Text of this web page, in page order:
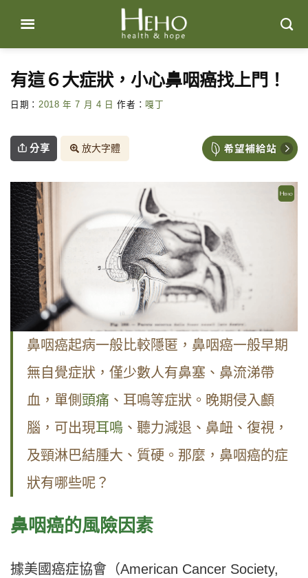
content
有這６大症狀，小心鼻咽癌找上門！
日期： 2018 年 7 月 4 日 作者： 嘎丁
分享 放大字體
鼻咽癌起病一般比較隱匿，鼻咽癌一般早期
無自覺症狀，僅少數人有鼻塞、鼻流涕帶
血，單側 頭痛 、耳鳴等症狀。晚期侵入顱
腦，可出現耳鳴 、聽力減退、鼻衄、復視，
及頸淋巴結腫大、質硬。那麼，鼻咽癌的症
狀有哪些呢？
鼻咽癌的風險因素
據美國癌症協會（American Cancer Society,